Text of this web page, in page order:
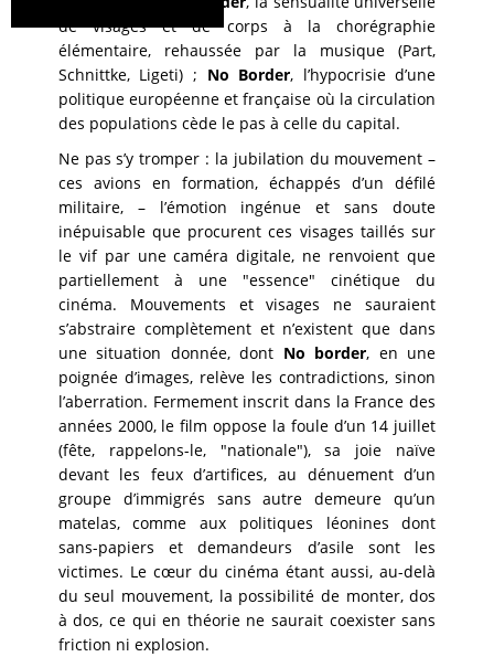
de visages et de corps à la chorégraphie
élémentaire, rehaussée par la musique (Part,
Schnittke, Ligeti) ; No Border, l’hypocrisie d’une
politique européenne et française où la circulation
des populations cède le pas à celle du capital.
Ne pas s’y tromper : la jubilation du mouvement –
ces avions en formation, échappés d’un défilé
militaire, – l’émotion ingénue et sans doute
inépuisable que procurent ces visages taillés sur
le vif par une caméra digitale, ne renvoient que
partiellement à une "essence" cinétique du
cinéma. Mouvements et visages ne sauraient
s’abstraire complètement et n’existent que dans
une situation donnée, dont No border, en une
poignée d’images, relève les contradictions, sinon
l’aberration. Fermement inscrit dans la France des
années 2000, le film oppose la foule d’un 14 juillet
(fête, rappelons-le, "nationale"), sa joie naïve
devant les feux d’artifices, au dénuement d’un
groupe d’immigrés sans autre demeure qu’un
matelas, comme aux politiques léonines dont
sans-papiers et demandeurs d’asile sont les
victimes. Le cœur du cinéma étant aussi, au-delà
du seul mouvement, la possibilité de monter, dos
à dos, ce qui en théorie ne saurait coexister sans
friction ni explosion.